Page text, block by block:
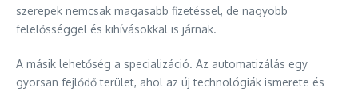
szerepek nemcsak magasabb fizetéssel, de nagyobb
felelősséggel és kihívásokkal is járnak.
A másik lehetőség a specializáció. Az automatizálás egy
gyorsan fejlődő terület, ahol az új technológiák ismerete és